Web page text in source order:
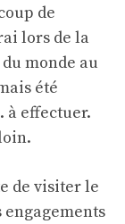
de
lors de la
monde au
été
à effectuer.
de visiter le